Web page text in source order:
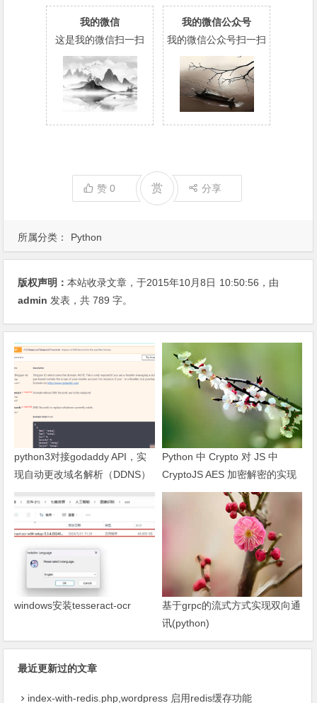
所属分类： Python
我的微信
这是我的微信扫一扫
我的微信公众号
我的微信公众号扫一扫
赞0 赏 分享
版权声明：本站收录文章，于2015年10月8日 10:50:56 ，由
admin 发表，共 789 字。
python3对接godaddy API，实
现自动更改域名解析（DDNS）
Python 中 Crypto 对 JS 中
CryptoJS AES 加密解密的实现
及问题处理
windows安装tesseract-ocr
基于grpc的流式方式实现双向通
讯(python)
最近更新过的文章
index-with-redis.php,wordpress 启用redis缓存功能